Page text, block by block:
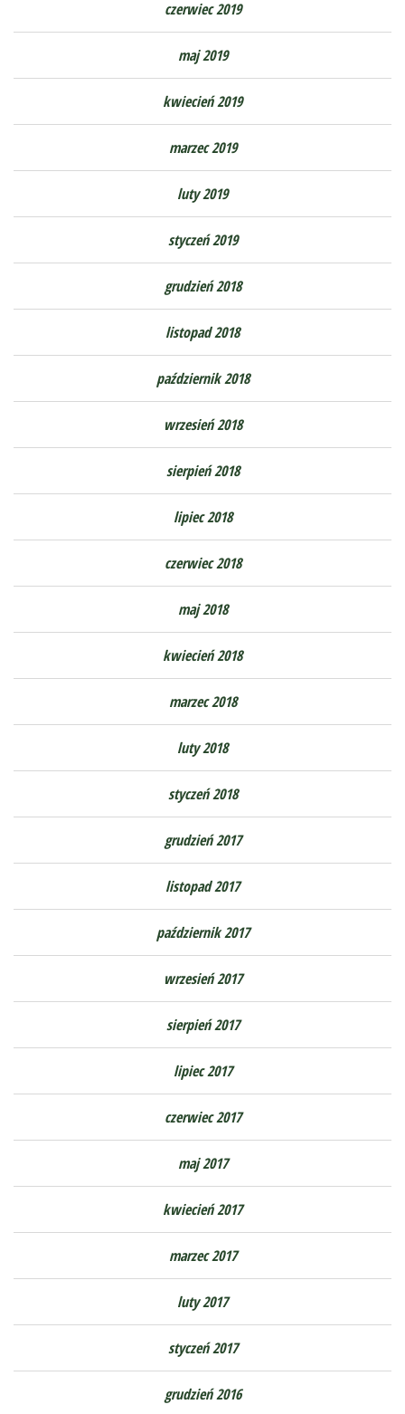
czerwiec 2019
maj 2019
kwiecień 2019
marzec 2019
luty 2019
styczeń 2019
grudzień 2018
listopad 2018
październik 2018
wrzesień 2018
sierpień 2018
lipiec 2018
czerwiec 2018
maj 2018
kwiecień 2018
marzec 2018
luty 2018
styczeń 2018
grudzień 2017
listopad 2017
październik 2017
wrzesień 2017
sierpień 2017
lipiec 2017
czerwiec 2017
maj 2017
kwiecień 2017
marzec 2017
luty 2017
styczeń 2017
grudzień 2016